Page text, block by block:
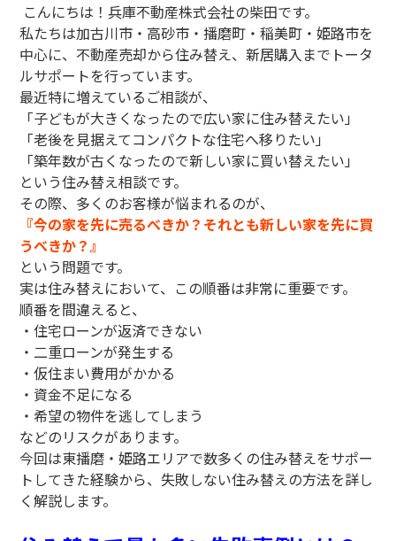
こんにちは！兵庫不動産株式会社の柴田です。
私たちは加古川市・高砂市・播磨町・稲美町・姫路市を
中心に、不動産売却から住み替え、新居購入までトータ
ルサポートを行っています。
最近特に増えているご相談が、
「子どもが大きくなったので広い家に住み替えたい」
「老後を見据えてコンパクトな住宅へ移りたい」
「築年数が古くなったので新しい家に買い替えたい」
という住み替え相談です。
その際、多くのお客様が悩まれるのが、
『今の家を先に売るべきか？それとも新しい家を先に買
うべきか？』
という問題です。
実は住み替えにおいて、この順番は非常に重要です。
順番を間違えると、
・住宅ローンが返済できない
・二重ローンが発生する
・仮住まい費用がかかる
・資金不足になる
・希望の物件を逃してしまう
などのリスクがあります。
今回は東播磨・姫路エリアで数多くの住み替えをサポー
トしてきた経験から、失敗しない住み替えの方法を詳し
く解説します。